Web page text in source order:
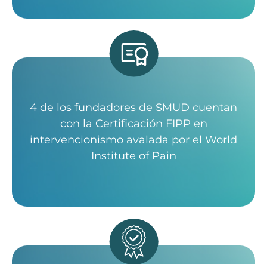
4 de los fundadores de SMUD cuentan
con la Certificación FIPP en
intervencionismo avalada por el World
Institute of Pain